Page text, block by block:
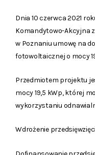
Dnia 10 czerwca 2021
Komandytowo-Akcyjna
w Poznaniu umowę na
fotowoltaicznej o mocy
Przedmiotem projektu
mocy 19,5 kWp, której
wykorzystaniu
Wdrożenie